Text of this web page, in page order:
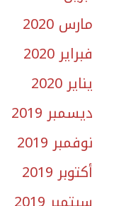
مارس 2020
فبراير 2020
يناير 2020
ديسمبر 2019
نوفمبر 2019
أكتوبر 2019